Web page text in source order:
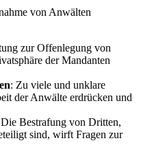
von Anwälten
zur Offenlegung von
der Mandanten
: Zu viele und unklare
der Anwälte erdrücken und
Bestrafung von Dritten,
sind, wirft Fragen zur